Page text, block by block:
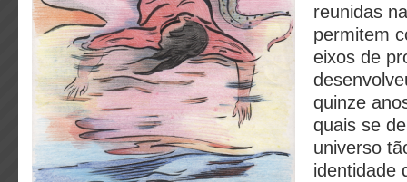
reunidas
permitem
eixos de
quinze
quais se
universo
identidade